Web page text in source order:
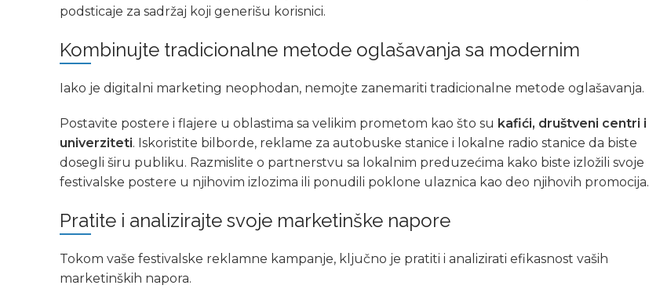
podsticaje za sadržaj koji generišu korisnici.
Kombinujte tradicionalne metode oglašavanja sa modernim
Iako je digitalni marketing neophodan, nemojte zanemariti tradicionalne metode oglašavanja.
Postavite postere i flajere u oblastima sa velikim prometom kao što su kafići, društveni centri i
univerziteti. Iskoristite bilborde, reklame za autobuske stanice i lokalne radio stanice da biste
dosegli širu publiku. Razmislite o partnerstvu sa lokalnim preduzećima kako biste izložili svoje
festivalske postere u njihovim izlozima ili ponudili poklone ulaznica kao deo njihovih promocija.
Pratite i analizirajte svoje marketinške napore
Tokom vaše festivalske reklamne kampanje, ključno je pratiti i analizirati efikasnost vaših
marketinških napora.